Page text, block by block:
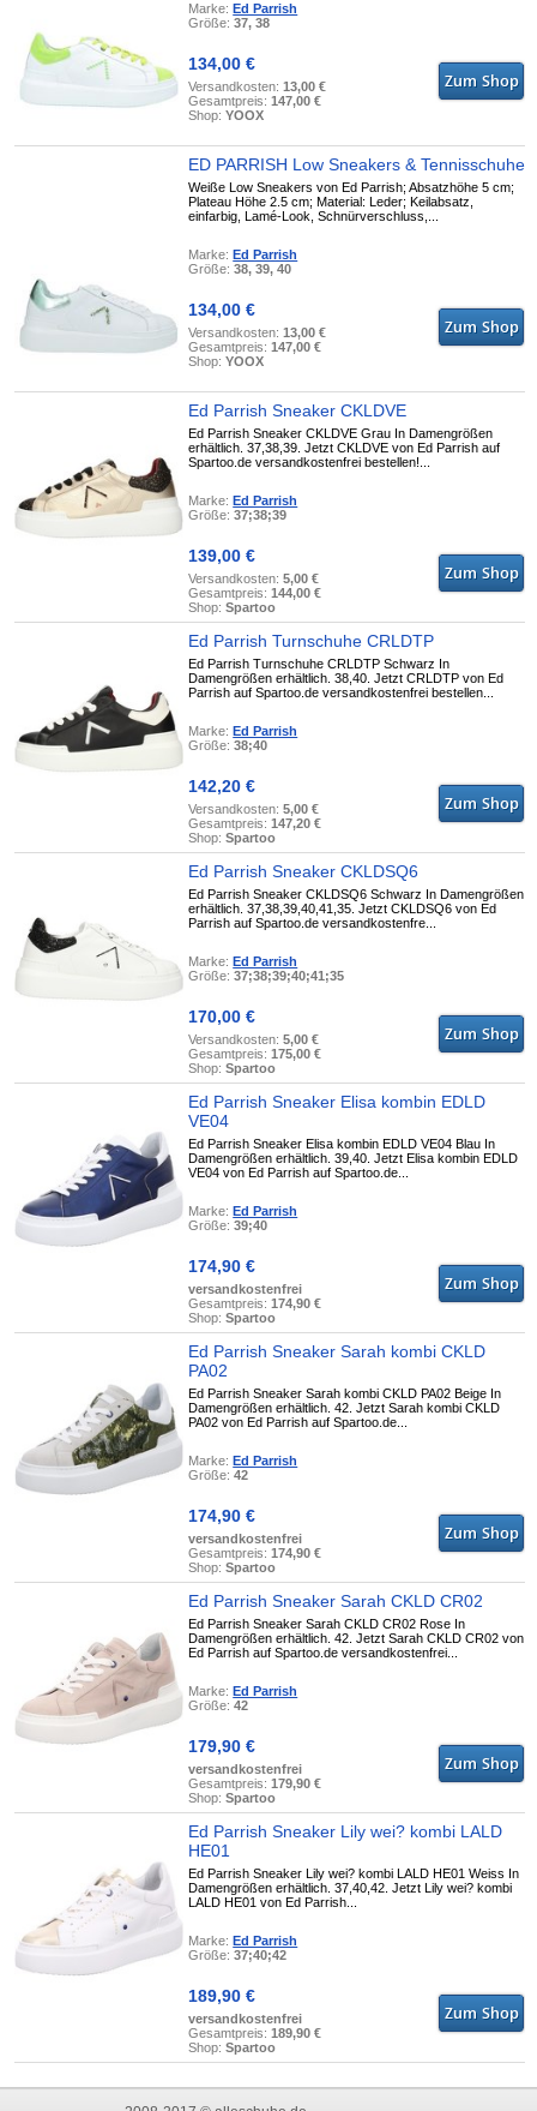
Marke: Ed Parrish
Größe:37, 38
134,00 €
Versandkosten:13,00 €
Gesamtpreis:147,00 €
Shop:YOOX
ED PARRISH Low Sneakers & Tennisschuhe
Weiße Low Sneakers von Ed Parrish; Absatzhöhe 5 cm;
Plateau Höhe 2.5 cm; Material: Leder; Keilabsatz,
einfarbig, Lamé-Look, Schnürverschluss,...
Marke: Ed Parrish
Größe:38, 39, 40
134,00 €
Versandkosten:13,00 €
Gesamtpreis:147,00 €
Shop:YOOX
Ed Parrish Sneaker CKLDVE
Ed Parrish Sneaker CKLDVE Grau In Damengrößen
erhältlich. 37,38,39. Jetzt CKLDVE von Ed Parrish auf
Spartoo.de versandkostenfrei bestellen!...
Marke: Ed Parrish
Größe:37;38;39
139,00 €
Versandkosten:5,00 €
Gesamtpreis:144,00 €
Shop:Spartoo
Ed Parrish Turnschuhe CRLDTP
Ed Parrish Turnschuhe CRLDTP Schwarz In
Damengrößen erhältlich. 38,40. Jetzt CRLDTP von Ed
Parrish auf Spartoo.de versandkostenfrei bestellen...
Marke: Ed Parrish
Größe:38;40
142,20 €
Versandkosten:5,00 €
Gesamtpreis:147,20 €
Shop:Spartoo
Ed Parrish Sneaker CKLDSQ6
Ed Parrish Sneaker CKLDSQ6 Schwarz In Damengrößen
erhältlich. 37,38,39,40,41,35. Jetzt CKLDSQ6 von Ed
Parrish auf Spartoo.de versandkostenfre...
Marke: Ed Parrish
Größe:37;38;39;40;41;35
170,00 €
Versandkosten:5,00 €
Gesamtpreis:175,00 €
Shop:Spartoo
Ed Parrish Sneaker Elisa kombin EDLD
VE04
Ed Parrish Sneaker Elisa kombin EDLD VE04 Blau In
Damengrößen erhältlich. 39,40. Jetzt Elisa kombin EDLD
VE04 von Ed Parrish auf Spartoo.de...
Marke: Ed Parrish
Größe:39;40
174,90 €
versandkostenfrei
Gesamtpreis:174,90 €
Shop:Spartoo
Ed Parrish Sneaker Sarah kombi CKLD
PA02
Ed Parrish Sneaker Sarah kombi CKLD PA02 Beige In
Damengrößen erhältlich. 42. Jetzt Sarah kombi CKLD
PA02 von Ed Parrish auf Spartoo.de...
Marke: Ed Parrish
Größe:42
174,90 €
versandkostenfrei
Gesamtpreis:174,90 €
Shop:Spartoo
Ed Parrish Sneaker Sarah CKLD CR02
Ed Parrish Sneaker Sarah CKLD CR02 Rose In
Damengrößen erhältlich. 42. Jetzt Sarah CKLD CR02 von
Ed Parrish auf Spartoo.de versandkostenfrei...
Marke: Ed Parrish
Größe:42
179,90 €
versandkostenfrei
Gesamtpreis:179,90 €
Shop:Spartoo
Ed Parrish Sneaker Lily wei? kombi LALD
HE01
Ed Parrish Sneaker Lily wei? kombi LALD HE01 Weiss In
Damengrößen erhältlich. 37,40,42. Jetzt Lily wei? kombi
LALD HE01 von Ed Parrish...
Marke: Ed Parrish
Größe:37;40;42
189,90 €
versandkostenfrei
Gesamtpreis:189,90 €
Shop:Spartoo